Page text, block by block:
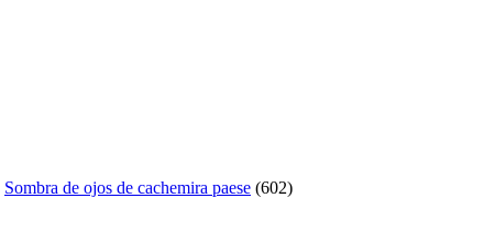
Sombra de ojos de cachemira paese (602)